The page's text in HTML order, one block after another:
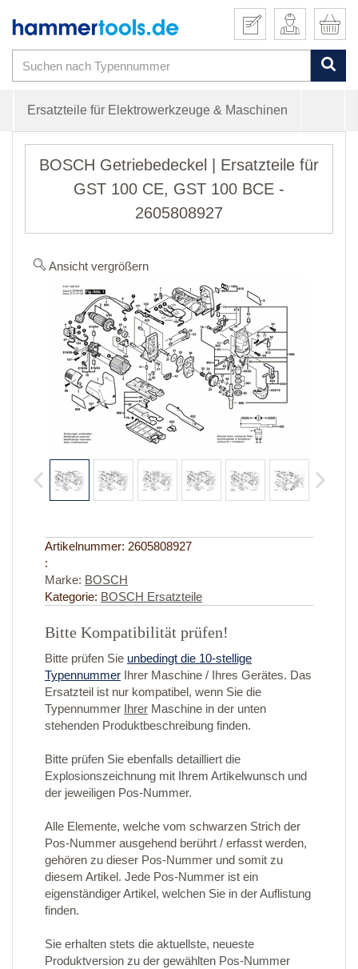
Ersatzteile für Elektrowerkzeuge & Maschinen
BOSCH Getriebedeckel | Ersatzteile für
GST 100 CE, GST 100 BCE -
2605808927
Ansicht vergrößern
Artikelnummer: 2605808927
:
Marke: BOSCH
Kategorie: BOSCH Ersatzteile
Bitte Kompatibilität prüfen!
Bitte prüfen Sie unbedingt die 10-stellige
Typennummer Ihrer Maschine / Ihres Gerätes. Das
Ersatzteil ist nur kompatibel, wenn Sie die
Typennummer Ihrer Maschine in der unten
stehenden Produktbeschreibung finden.
Bitte prüfen Sie ebenfalls detailliert die
Explosionszeichnung mit Ihrem Artikelwunsch und
der jeweiligen Pos-Nummer.
Alle Elemente, welche vom schwarzen Strich der
Pos-Nummer ausgehend berührt / erfasst werden,
gehören zu dieser Pos-Nummer und somit zu
diesem Artikel. Jede Pos-Nummer ist ein
eigenständiger Artikel, welchen Sie in der Auflistung
finden.
Sie erhalten stets die aktuellste, neueste
Produktversion zu der gewählten Pos-Nummer